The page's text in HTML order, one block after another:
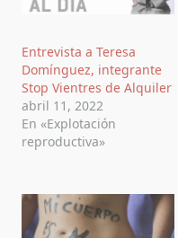
Entrevista a Teresa
Domínguez, integrante
Stop Vientres de Alquiler
abril 11, 2022
En «Explotación
reproductiva»